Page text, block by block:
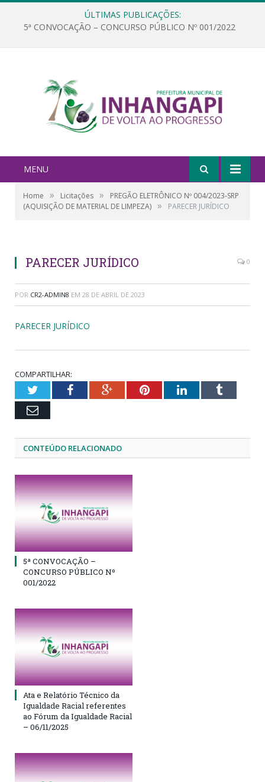
ÚLTIMAS PUBLICAÇÕES:
5ª CONVOCAÇÃO – CONCURSO PÚBLICO Nº 001/2022
MENU
Home » Licitações »
PREGÃO ELETRÔNICO Nº 004/2023-SRP
(AQUISIÇÃO DE MATERIAL DE LIMPEZA) » PARECER JURÍDICO
PARECER JURÍDICO 0
POR CR2-ADMIN8 EM 28 DE ABRIL DE 2023
PARECER JURÍDICO
COMPARTILHAR:
TwitterFacebookGoogle+PinterestLinkedInTumblr
Email
CONTEÚDO RELACIONADO
5ª CONVOCAÇÃO –
CONCURSO PÚBLICO Nº
001/2022
Ata e Relatório Técnico da
Igualdade Racial referentes
ao Fórum da Igualdade Racial
– 06/11/2025